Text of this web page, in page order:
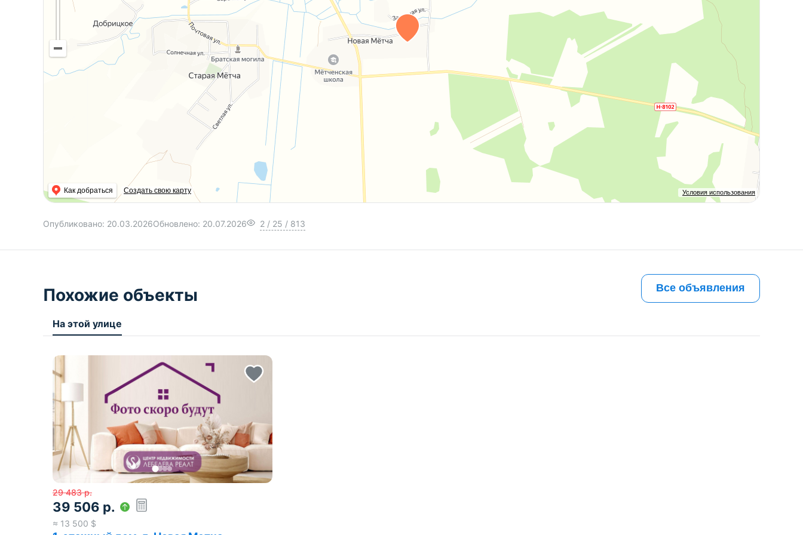
Условия использования
Как добраться Создать свою карту
Опубликовано: 20.03.2026Обновлено: 20.07.2026 2 / 25 / 813
Похожие объекты Все объявления
На этой улице
29 483 р.
39 506 р.
≈ 13 500 $